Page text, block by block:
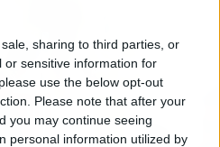
sharing to third parties, or
or sensitive information for
use the below opt-out
Please note that after your
you may continue seeing
personal information utilized by